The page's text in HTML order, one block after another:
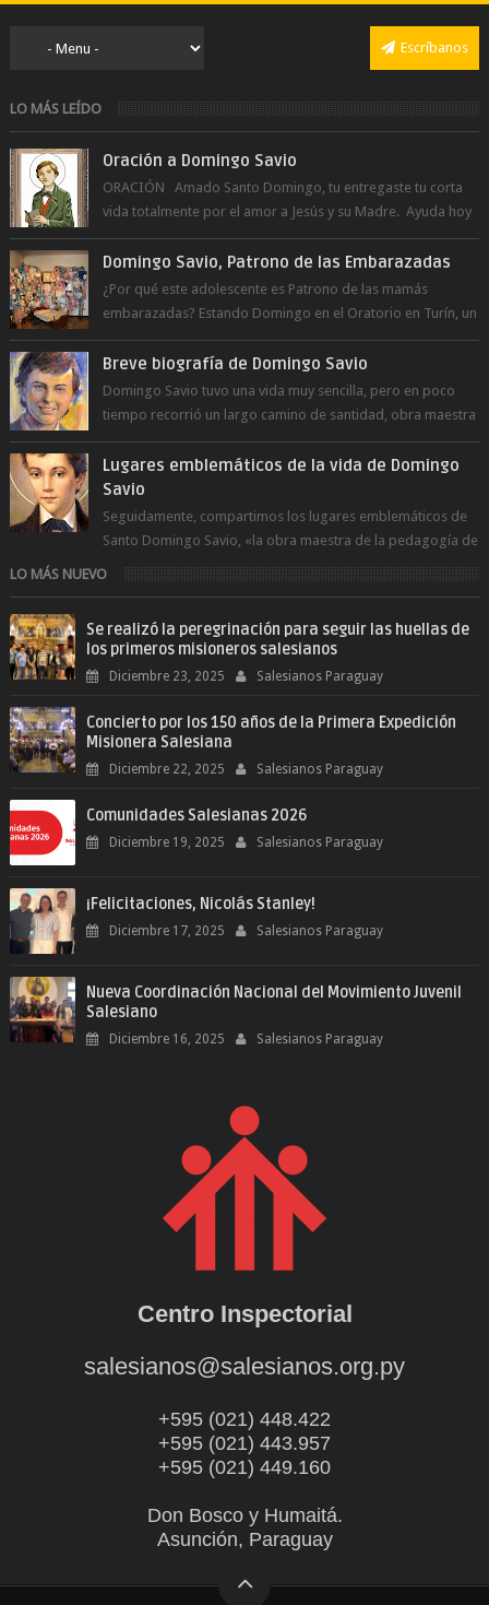
Escríbanos
LO MÁS LEÍDO
Oración a Domingo Savio
ORACIÓN Amado Santo Domingo, tu entregaste tu corta
vida totalmente por el amor a Jesús y su Madre. Ayuda hoy
a la juventud para ...
Domingo Savio, Patrono de las Embarazadas
¿Por qué este adolescente es Patrono de las mamás
embarazadas? Estando Domingo en el Oratorio en Turín, un
día le pide a Don Bosco...
Breve biografía de Domingo Savio
Domingo Savio tuvo una vida muy sencilla, pero en poco
tiempo recorrió un largo camino de santidad, obra maestra
del Espíritu Santo y fr...
Lugares emblemáticos de la vida de Domingo
Savio
Seguidamente, compartimos los lugares emblemáticos de
Santo Domingo Savio, «la obra maestra de la pedagogía de
Don Bosco». San Giovann...
LO MÁS NUEVO
Se realizó la peregrinación para seguir las huellas de
los primeros misioneros salesianos
Diciembre 23, 2025 Salesianos Paraguay
Concierto por los 150 años de la Primera Expedición
Misionera Salesiana
Diciembre 22, 2025 Salesianos Paraguay
Comunidades Salesianas 2026
Diciembre 19, 2025 Salesianos Paraguay
¡Felicitaciones, Nicolás Stanley!
Diciembre 17, 2025 Salesianos Paraguay
Nueva Coordinación Nacional del Movimiento Juvenil
Salesiano
Diciembre 16, 2025 Salesianos Paraguay
Centro Inspectorial
salesianos@salesianos.org.py
+595 (021) 448.422
+595 (021) 443.957
+595 (021) 449.160
Don Bosco y Humaitá.
Asunción, Paraguay